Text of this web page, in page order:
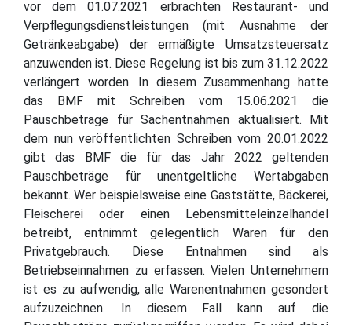
vor dem 01.07.2021 erbrachten Restaurant- und
Verpflegungsdienstleistungen (mit Ausnahme der
Getränkeabgabe) der ermäßigte Umsatzsteuersatz
anzuwenden ist. Diese Regelung ist bis zum 31.12.2022
verlängert worden. In diesem Zusammenhang hatte
das BMF mit Schreiben vom 15.06.2021 die
Pauschbeträge für Sachentnahmen aktualisiert. Mit
dem nun veröffentlichten Schreiben vom 20.01.2022
gibt das BMF die für das Jahr 2022 geltenden
Pauschbeträge für unentgeltliche Wertabgaben
bekannt. Wer beispielsweise eine Gaststätte, Bäckerei,
Fleischerei oder einen Lebensmitteleinzelhandel
betreibt, entnimmt gelegentlich Waren für den
Privatgebrauch. Diese Entnahmen sind als
Betriebseinnahmen zu erfassen. Vielen Unternehmern
ist es zu aufwendig, alle Warenentnahmen gesondert
aufzuzeichnen. In diesem Fall kann auf die